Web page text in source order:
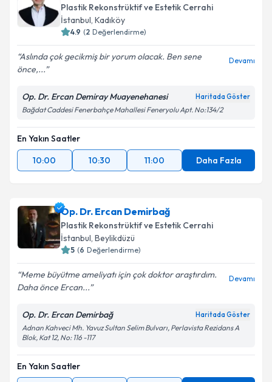
Plastik Rekonstrüktif ve Estetik Cerrahi
İstanbul, Kadıköy
4.9 (2 Değerlendirme)
Aslında çok gecikmiş bir yorum olacak. Ben sene
önce,...
Devamı
Op. Dr. Ercan Demiray Muayenehanesi Haritada Göster
Bağdat Caddesi Fenerbahçe Mahallesi Feneryolu Apt. No:134/2
En Yakın Saatler
10:00
10:30 11:00 Daha Fazla
Op. Dr. Ercan Demirbağ
Plastik Rekonstrüktif ve Estetik Cerrahi
İstanbul, Beylikdüzü
5 (6 Değerlendirme)
Meme büyütme ameliyatı için çok doktor araştırdım.
Daha önce Ercan...
Devamı
Op. Dr. Ercan Demirbağ Haritada Göster
Adnan Kahveci Mh. Yavuz Sultan Selim Bulvarı, Perlavista Rezidans A
Blok, Kat 12, No: 116 -117
En Yakın Saatler